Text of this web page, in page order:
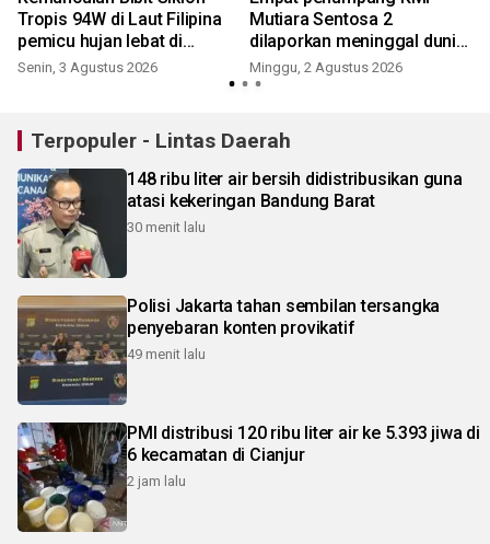
Tropis 94W di Laut Filipina
pemicu hujan lebat di
wilayah Sumatera
Senin, 3 Agustus 2026
Mutiara Sentosa 2
dilaporkan meninggal dunia
akibat kebakaran kapal
Minggu, 2 Agustus 2026
Terpopuler - Lintas Daerah
148 ribu liter air bersih didistribusikan guna
atasi kekeringan Bandung Barat
30 menit lalu
Polisi Jakarta tahan sembilan tersangka
penyebaran konten provikatif
49 menit lalu
PMI distribusi 120 ribu liter air ke 5.393 jiwa di
6 kecamatan di Cianjur
2 jam lalu